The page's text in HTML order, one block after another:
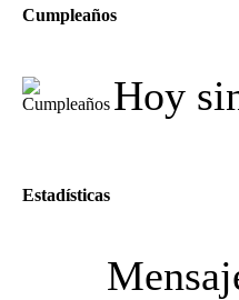
Cumpleaños
Hoy
Estadísticas